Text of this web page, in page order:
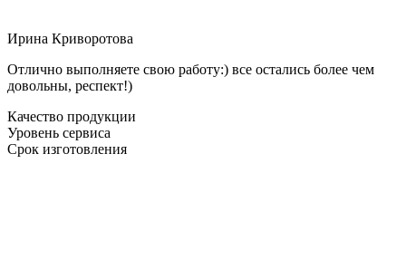
Ирина Криворотова
Отлично выполняете свою работу:) все остались более чем
довольны, респект!)
Качество продукции
Уровень сервиса
Срок изготовления